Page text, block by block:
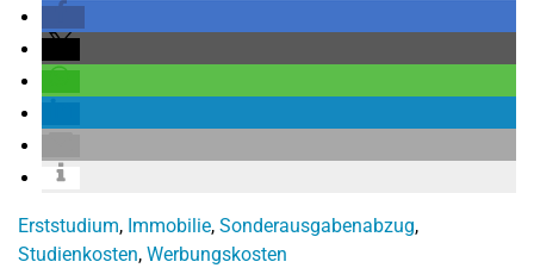
Erststudium, Immobilie, Sonderausgabenabzug,
Studienkosten, Werbungskosten